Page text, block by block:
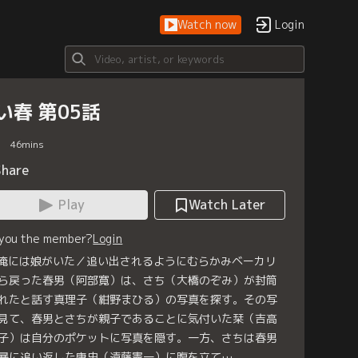
Watch now Login
春 第05話
46mins
Play
Watch Later
the member?Login
には娘がいた／追い出されるようにむらかみベーカリ
戻った春男（阿部寛）は、さち（大橋のぞみ）が封筒
たと話す真理子（紺野まひる）の写真を探す。その写
て、春男とさちが親子であることに気付いた栞（吉高
）は自分のポケットに写真を隠す。一方、さちは春男